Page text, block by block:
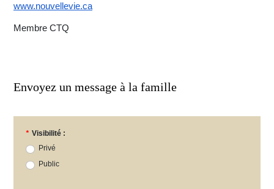
www.nouvellevie.ca
Membre CTQ
Envoyez un message à la famille
* Visibilité :
Privé
Public